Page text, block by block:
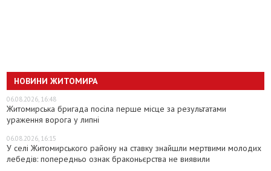
НОВИНИ ЖИТОМИРА
06.08.2026, 16:48
Житомирська бригада посіла перше місце за результатами
ураження ворога у липні
06.08.2026, 16:15
У селі Житомирського району на ставку знайшли мертвими молодих
лебедів: попередньо ознак браконьєрства не виявили